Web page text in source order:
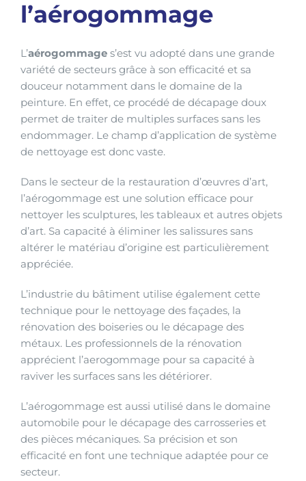
l’aérogommage
L’aérogommages’est vu adopté dans une grande
variété de secteurs grâce à son efficacité et sa
douceur notamment dans le domaine de la
peinture. En effet, ce procédé de décapage doux
permet de traiter de multiples surfaces sans les
endommager. Le champ d’application de système
de nettoyage est donc vaste.
Dans le secteur de la restauration d’œuvres d’art,
l’aérogommage est une solution efficace pour
nettoyer les sculptures, les tableaux et autres objets
d’art. Sa capacité à éliminer les salissures sans
altérer le matériau d’origine est particulièrement
appréciée.
L’industrie du bâtiment utilise également cette
technique pour le nettoyage des façades, la
rénovation des boiseries ou le décapage des
métaux. Les professionnels de la rénovation
apprécient l’aerogommage pour sa capacité à
raviver les surfaces sans les détériorer.
L’aérogommage est aussi utilisé dans le domaine
automobile pour le décapage des carrosseries et
des pièces mécaniques. Sa précision et son
efficacité en font une technique adaptée pour ce
secteur.